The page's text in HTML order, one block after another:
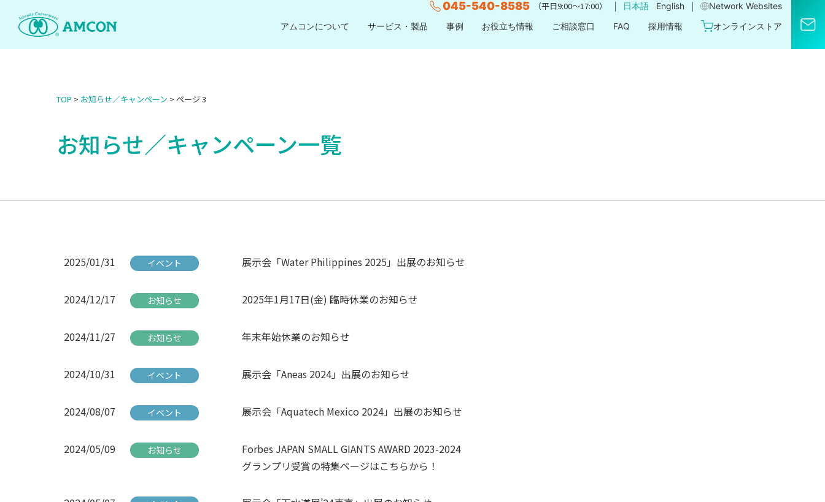
045-540-8585 （平日9:00〜17:00） ｜ 日本語 English ｜
Network Websites​
アムコンについて
サービス・製品 事例 お役立ち情報 ご相談窓口 FAQ 採用情報 オンラインストア
TOP > お知らせ／キャンペーン > ページ 3
お知らせ／キャンペーン一覧
2025/01/31 イベント 展示会「Water Philippines 2025」出展のお知らせ
2024/12/17 お知らせ 2025年1月17日(金) 臨時休業のお知らせ
2024/11/27 お知らせ 年末年始休業のお知らせ
2024/10/31 イベント 展示会「Aneas 2024」出展のお知らせ
2024/08/07 イベント 展示会「Aquatech Mexico 2024」出展のお知らせ
2024/05/09 お知らせ
Forbes JAPAN SMALL GIANTS AWARD 2023-2024
グランプリ受賞の特集ページはこちらから！